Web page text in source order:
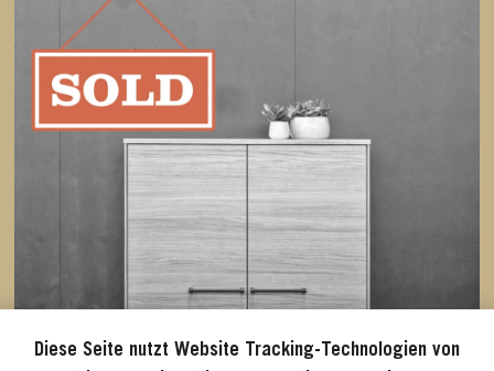
Diese Seite nutzt Website Tracking-Technologien von